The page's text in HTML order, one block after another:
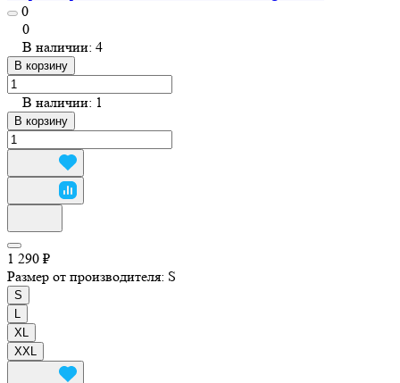
0
0
В наличии: 4
В корзину
В наличии: 1
В корзину
1 290 ₽
Размер от производителя: S
S
XL
XXL